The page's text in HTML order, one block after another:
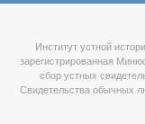
Институт устной
зарегистрированная
сбор устных
Свидетельства обычных